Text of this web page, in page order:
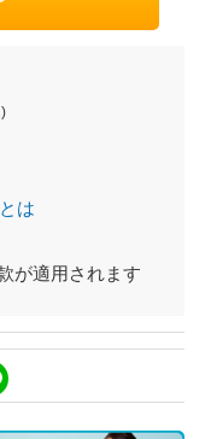
は
が適用されます